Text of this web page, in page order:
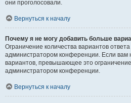
они проголосовали.
Вернуться к началу
Почему я не могу добавить больше
Ограничение количества вариантов
администратором конференции. Если вам
вариантов, превышающее это
администратором конференции.
Вернуться к началу